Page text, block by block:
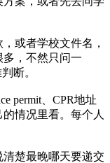
或者学校文件名，
，不然只问一
断。
permit、CPR地址
情况里看。每个人
楚最晚哪天要递交